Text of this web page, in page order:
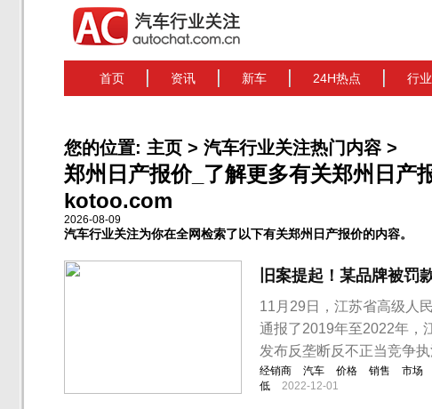
首页 资讯 新车 24H热点 行
您的位置: 主页 > 汽车行业关注热门内容 >
郑州日产报价_了解更多有关郑州日产
kotoo.com
2026-08-09
汽车行业关注为你在全网检索了以下有关郑州日产报价的内容。
旧案提起！某品牌被罚
11月29日，江苏省高级人
通报了2019年至2022年，
发布反垄断反不正当竞争
经销商 汽车 价格 销售 市场
低
2022-12-01